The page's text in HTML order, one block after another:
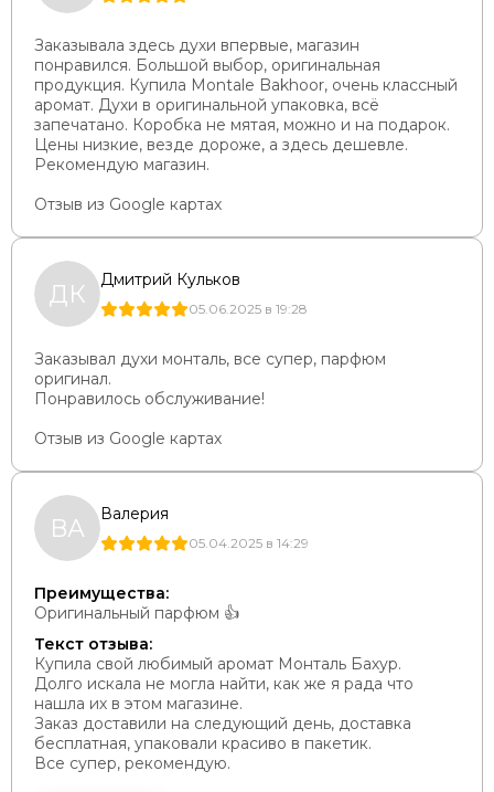
Заказывала здесь духи впервые, магазин
понравился. Большой выбор, оригинальная
продукция. Купила Montale Bakhoor, очень классный
аромат. Духи в оригинальной упаковка, всё
запечатано. Коробка не мятая, можно и на подарок.
Цены низкие, везде дороже, а здесь дешевле.
Рекомендую магазин.
Отзыв из Google картах
ДК Дмитрий Кульков
05.06.2025 в 19:28
Заказывал духи монталь, все супер, парфюм
оригинал.
Понравилось обслуживание!
Отзыв из Google картах
ВА Валерия
05.04.2025 в 14:29
Преимущества:
Оригинальный парфюм 👍
Текст отзыва:
Купила свой любимый аромат Монталь Бахур.
Долго искала не могла найти, как же я рада что
нашла их в этом магазине.
Заказ доставили на следующий день, доставка
бесплатная, упаковали красиво в пакетик.
Все супер, рекомендую.